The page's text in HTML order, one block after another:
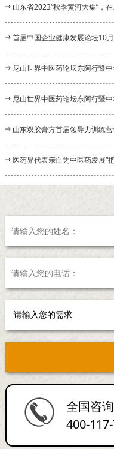
费集聚区
山东省2023“秋季黄河大集”，
首届中国企业健康发展论坛10
尼山世界中医药论坛东阿行暨
开 尼山世界中医药论坛东阿行暨
开 山东双胶膏方首届领导力训练营
医药界代表亲自为中医药发展“
全国咨
400-